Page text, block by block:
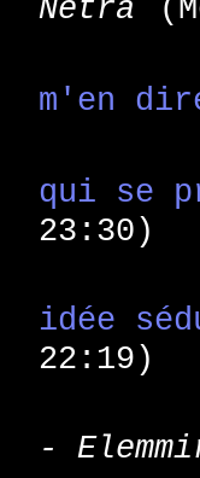
Netra
m'en
qui se
23:30)
idée
22:19)
-